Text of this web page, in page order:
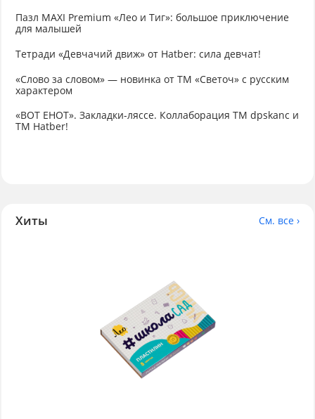
Пазл MAXI Premium «Лео и Тиг»: большое приключение
для малышей
Тетради «Девчачий движ» от Hatber: сила девчат!
«Слово за словом» — новинка от ТМ «Светоч» с русским
характером
«ВОТ ЕНОТ». Закладки-ляссе. Коллаборация TM dpskanc и
ТМ Hatber!
Хиты См. все ›